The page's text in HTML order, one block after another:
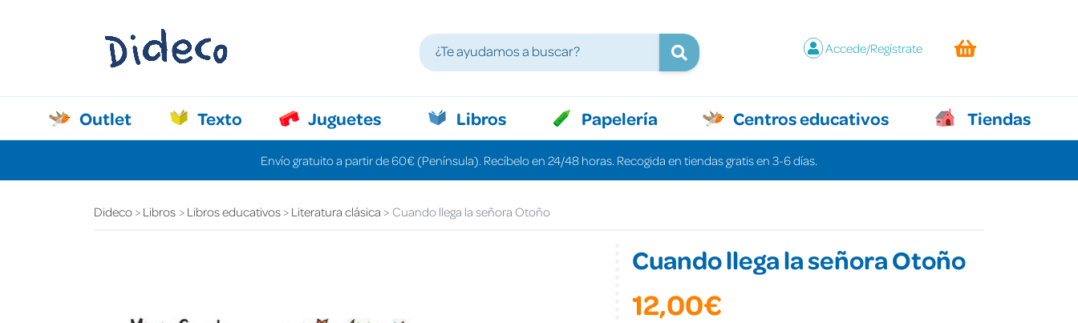
Accede/Regístrate
Outlet Texto Juguetes Libros Papelería Centros educativos Tiendas
Envío gratuito a partir de 60€ (Península). Recíbelo en 24/48 horas. Recogida en tiendas gratis en 3-6 días.
Dideco Libros Libros educativos Literatura clásica Cuando llega la señora Otoño
Cuando llega la señora Otoño
12,00€